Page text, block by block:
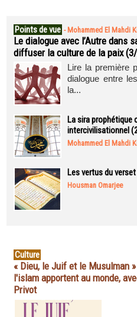
Points de vue - Mohammed El Mahdi
Le dialogue avec l’Autre dans
diffuser la culture de la paix
Lire la première
dialogue entre
la...
La sira prophétique
intercivilisationnel
Mohammed El Mahdi
Les vertus du
Housman Omarjee
Culture
« Dieu, le Juif et le Musulman
l'islam apportent au monde,
Privot